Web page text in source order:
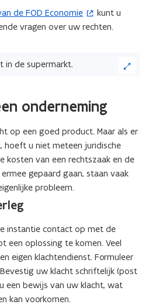
e
n
n
e
w
v
e
n
s
r
)
de FOD Economie
kunt u
vragen over uw rechten.
onderneming
op een goed product. Maar als er
hoeft u niet meteen juridische
kosten van een rechtszaak en de
gepaard gaan, staan vaak
probleem.
instantie contact op met de
een oplossing te komen. Veel
eigen klachtendienst. Formuleer
uw klacht schriftelijk (post
een bewijs van uw klacht, wat
kan voorkomen.